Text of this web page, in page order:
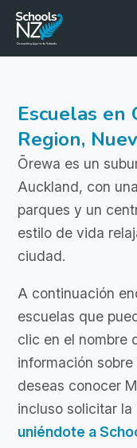
Escuelas en
Region,
Ōrewa es un
Auckland, con
parques y un
estilo de vida
ciudad.
A continuación
escuelas que
clic en el nombre
información
deseas conocer
incluso solicitar
uniéndote a